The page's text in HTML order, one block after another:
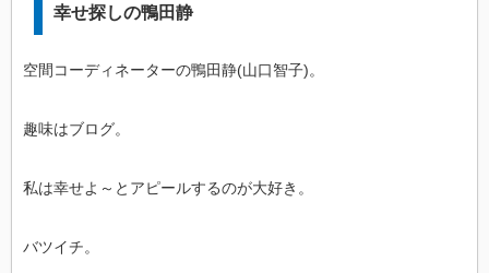
幸せ探しの鴨田静
空間コーディネーターの鴨田静(山口智子)。
趣味はブログ。
私は幸せよ～とアピールするのが大好き。
バツイチ。